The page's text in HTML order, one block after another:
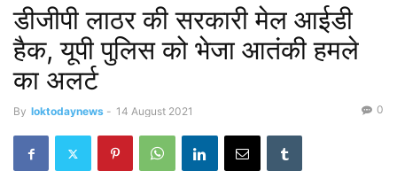
डीजीपी लाठर की सरकारी मेल आईडी
हैक, यूपी पुलिस को भेजा आतंकी हमले
का अलर्ट
By loktodaynews - 14 August 2021 0